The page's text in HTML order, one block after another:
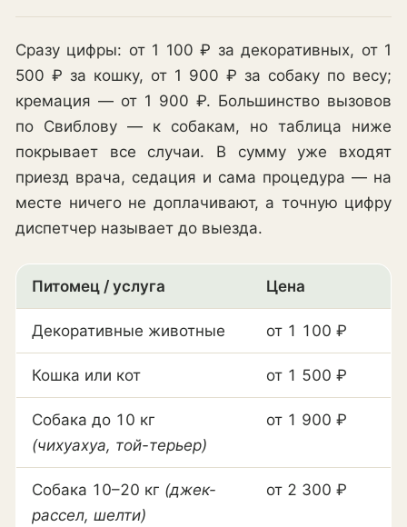
Сразу цифры: от 1 100 ₽ за декоративных, от 1
500 ₽ за кошку, от 1 900 ₽ за собаку по весу;
кремация — от 1 900 ₽. Большинство вызовов
по Свиблову — к собакам, но таблица ниже
покрывает все случаи. В сумму уже входят
приезд врача, седация и сама процедура — на
месте ничего не доплачивают, а точную цифру
диспетчер называет до выезда.
Питомец / услуга Цена
Декоративные животные от 1 100 ₽
Кошка или кот от 1 500 ₽
Собака до 10 кг
(чихуахуа, той-терьер)
от 1 900 ₽
Собака 10–20 кг (джек-
рассел, шелти)
от 2 300 ₽